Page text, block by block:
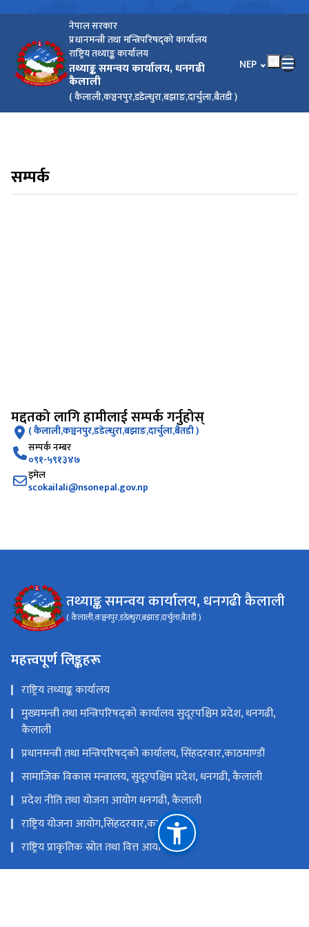
नेपाल सरकार
प्रधानमन्त्री तथा मन्त्रिपरिषद्को कार्यालय
राष्ट्रिय तथ्याङ्क कार्यालय
तथ्याङ्क समन्वय कार्यालय, धनगढी
कैलाली
( कैलाली,कञ्चनपुर,डडेल्धुरा,बझाङ,दार्चुला,बैतडी )
भाषा चयन गर्नुहोस्
NEP
सम्पर्क
मद्दतको लागि हामीलाई सम्पर्क गर्नुहोस्
( कैलाली,कञ्चनपुर,डडेल्धुरा,बझाङ,दार्चुला,बैतडी )
सम्पर्क नम्बर
०९१-५९१३४७
इमेल
scokailali@nsonepal.gov.np
तथ्याङ्क समन्वय कार्यालय, धनगढी कैलाली
( कैलाली,कञ्चनपुर,डडेल्धुरा,बझाङ,दार्चुला,बैतडी )
महत्त्वपूर्ण लिङ्कहरू
राष्ट्रिय तथ्याङ्क कार्यालय
मुख्यमन्त्री तथा मन्त्रिपरिषद्को कार्यालय सुदूरपश्चिम प्रदेश, धनगढी,
कैलाली
प्रधानमन्त्री तथा मन्त्रिपरिषद्को कार्यालय, सिंहदरवार,काठमाण्डौं
सामाजिक विकास मन्त्रालय, सुदूरपश्चिम प्रदेश, धनगढी, कैलाली
प्रदेश नीति तथा योजना आयोग धनगढी, कैलाली
राष्ट्रिय योजना आयोग,सिंहदरवार,काठमाण्डौं
राष्ट्रिय प्राकृतिक स्रोत तथा वित्त आयोग